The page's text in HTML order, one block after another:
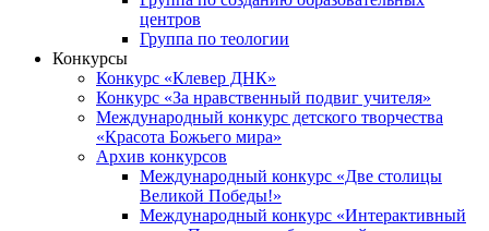
центров
Группа по теологии
Конкурсы
Конкурс «Клевер ДНК»
Конкурс «За нравственный подвиг учителя»
Международный конкурс детского творчества
«Красота Божьего мира»
Архив конкурсов
Международный конкурс «Две столицы
Великой Победы!»
Международный конкурс «Интерактивный